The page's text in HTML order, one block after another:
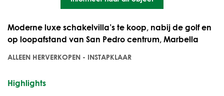
Moderne luxe schakelvilla’s te koop, nabij de golf en
op loopafstand van San Pedro centrum, Marbella
ALLEEN HERVERKOPEN - INSTAPKLAAR
Highlights